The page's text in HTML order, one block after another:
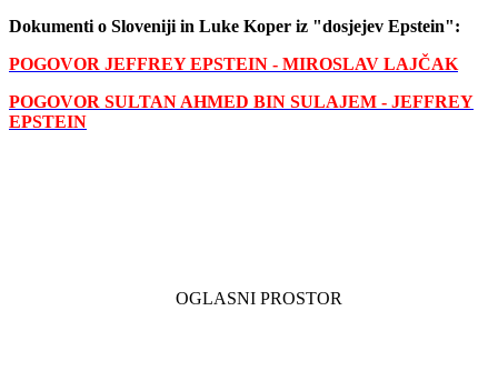
Dokumenti o Sloveniji in Luke Koper iz "dosjejev Epstein":
POGOVOR JEFFREY EPSTEIN - MIROSLAV LAJČAK
POGOVOR SULTAN AHMED BIN SULAJEM - JEFFREY
EPSTEIN